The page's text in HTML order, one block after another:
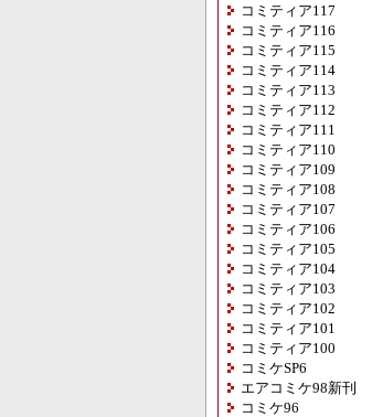
コミティア117
コミティア116
コミティア115
コミティア114
コミティア113
コミティア112
コミティア111
コミティア110
コミティア109
コミティア108
コミティア107
コミティア106
コミティア105
コミティア104
コミティア103
コミティア102
コミティア101
コミティア100
コミケSP6
エアコミケ98新刊
コミケ96